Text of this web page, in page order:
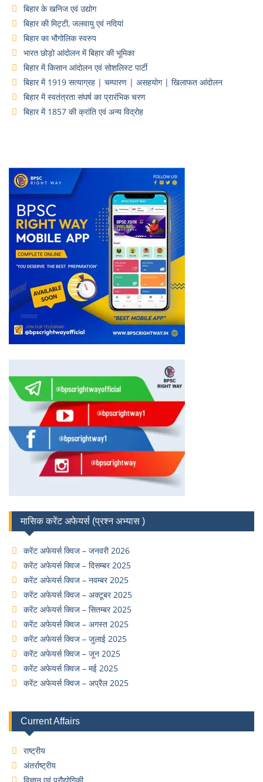
बिहार के खनिज एवं उद्योग
बिहार की मिट्टी, जलवायु एवं नदियां
बिहार का भौगोलिक स्वरुप
भारत छोड़ो आंदोलन में बिहार की भूमिका
बिहार में किसान आंदोलन एवं सोशलिस्ट पार्टी
बिहार में 1919 सत्याग्रह | चम्पारण | असहयोग | खिलाफत आंदोलन
बिहार में स्वतंत्रता संघर्ष का प्रारंभिक चरण
बिहार में 1857 की क्रांति एवं अन्य विद्रोह
मासिक करेंट अफेयर्स (प्रश्न अभ्यास )
करेंट अफेयर्स क्विज – जनवरी 2026
करेंट अफेयर्स क्विज – दिसम्बर 2025
करेंट अफेयर्स क्विज – नवम्बर 2025
करेंट अफेयर्स क्विज – अक्टूबर 2025
करेंट अफेयर्स क्विज – सितम्बर 2025
करेंट अफेयर्स क्विज – अगस्त 2025
करेंट अफेयर्स क्विज – जुलाई 2025
करेंट अफेयर्स क्विज – जून 2025
करेंट अफेयर्स क्विज – मई 2025
करेंट अफेयर्स क्विज – अप्रैल 2025
Current Affairs
राष्ट्रीय
अंतर्राष्ट्रीय